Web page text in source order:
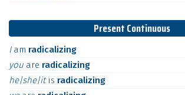
Present Continuous
I am radicalizing
you are radicalizing
he|she|itis radicalizing